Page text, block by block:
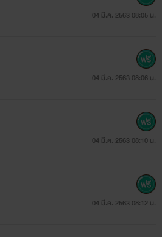
04 มี.ค. 2563 08:05 น.
04 มี.ค. 2563 08:06 น.
04 มี.ค. 2563 08:10 น.
04 มี.ค. 2563 08:12 น.